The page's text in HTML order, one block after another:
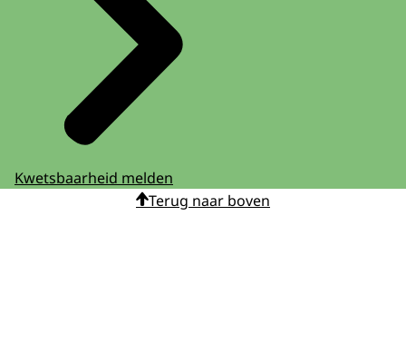
Kwetsbaarheid melden
Terug naar boven